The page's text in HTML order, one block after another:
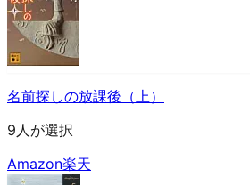
名前探しの放課後（上）
9人が選択
Amazon楽天